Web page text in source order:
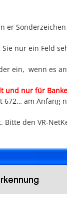
er
Sie nur ein Feld
ein, wenn es
und nur für
672… am Anfang
den VR-